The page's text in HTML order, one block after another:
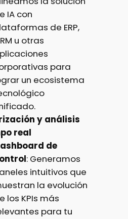
IA con
de ERP,
u otras
para
un ecosistema
y análisis
real
de
: Generamos
intuitivos que
la evolución
los KPIs más
para tu